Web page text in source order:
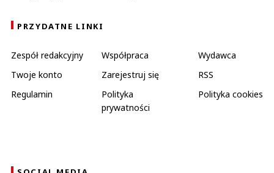
PRZYDATNE LINKI
Zespół redakcyjny Współpraca
Wydawca
Twoje konto
Zarejestruj się
RSS
Regulamin
Polityka
prywatności
Polityka cookies